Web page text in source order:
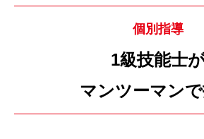
個別指導
1級技能士
マンツーマン